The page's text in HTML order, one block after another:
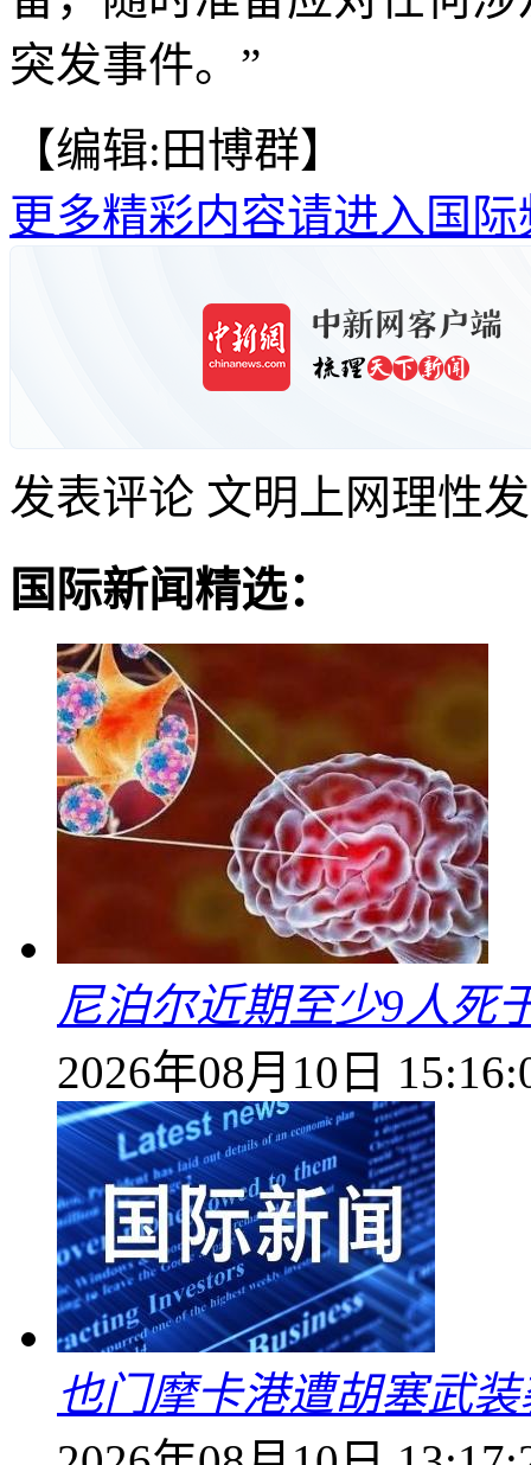
突发事件。”
【编辑:田博群】
更多精彩内容请进入国际
发表评论 文明上网理性
国际新闻精选：
尼泊尔近期至少9人死
2026年08月10日
也门摩卡港遭胡塞武